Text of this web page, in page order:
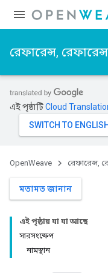
রেফারেন্স, রেফারেন্স
এই পৃষ্ঠাটিCloud
OpenWeave রেফারেন্স,
মতামত জানান
এই পৃষ্ঠায় যা যা আছে
সারসংক্ষেপ
নামস্থান